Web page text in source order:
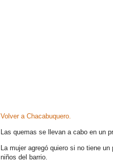
Volver a Chacabuquero.
Las quemas se llevan a cabo en un
La mujer agregó quiero si no tiene
niños del barrio.